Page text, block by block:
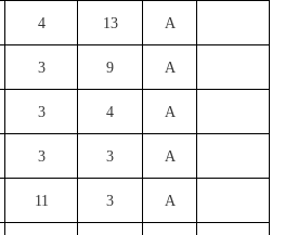
4 13 A
3 9 A
3 4 A
3 3 A
11 3 A